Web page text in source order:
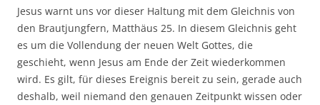
Jesus warnt uns vor dieser Haltung mit dem Gleichnis von
den Brautjungfern, Matthäus 25. In diesem Gleichnis geht
es um die Vollendung der neuen Welt Gottes, die
geschieht, wenn Jesus am Ende der Zeit wiederkommen
wird. Es gilt, für dieses Ereignis bereit zu sein, gerade auch
deshalb, weil niemand den genauen Zeitpunkt wissen oder